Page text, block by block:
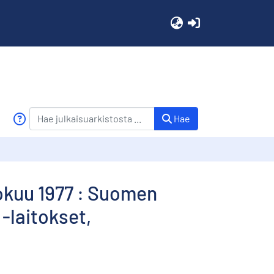
Hae
1977 : Suomen
-laitokset,